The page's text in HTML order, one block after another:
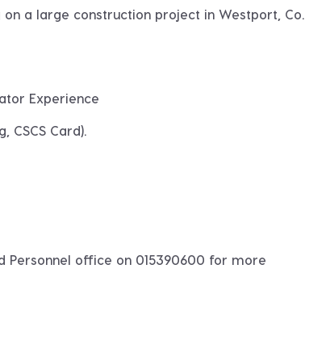
on a large construction project in Westport, Co.
Experience
CSCS Card).
Personnel office on 015390600 for more